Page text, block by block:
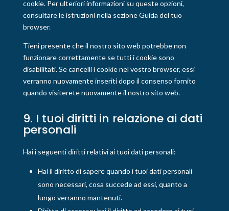
cookie. Per ulteriori informazioni su queste opzioni,
consultare le istruzioni nella sezione Guida del tuo
browser.
Tieni presente che il nostro sito web potrebbe non
funzionare correttamente se tutti i cookie sono
disabilitati. Se cancelli i cookie nel vostro browser, essi
verranno nuovamente inseriti dopo il consenso fornito
quando visiterete nuovamente il nostro sito web.
9. I tuoi diritti in relazione ai dati
personali
Hai i seguenti diritti relativi ai tuoi dati personali:
Hai il diritto di sapere quando i tuoi dati personali
sono necessari, cosa succede ad essi, quanto a
lungo verranno mantenuti.